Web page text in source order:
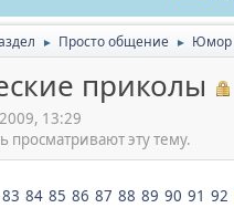
► Просто общение ► Юмор
приколы
13:29
просматривают эту тему.
83 84 85 86 87 88 89 90 91 92